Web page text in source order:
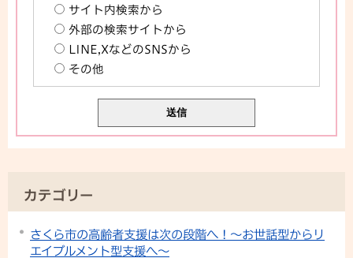
サイト内検索から
外部の検索サイトから
LINE,XなどのSNSから
その他
カテゴリー
さくら市の高齢者支援は次の段階へ！～お世話型からリ
エイブルメント型支援へ～